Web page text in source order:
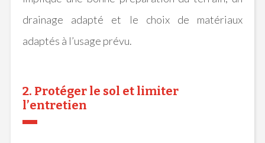
drainage adapté et le choix de matériaux
adaptés à l’usage prévu.
2. Protéger le sol et limiter
l’entretien